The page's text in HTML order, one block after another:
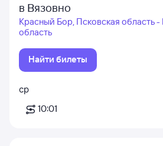
в Вязовно
Красный Бор, Псковская область
область
Найти билеты
ср
10:01